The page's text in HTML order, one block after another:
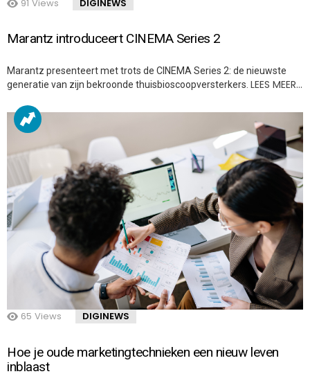
91 Views DIGINEWS
Marantz introduceert CINEMA Series 2
Marantz presenteert met trots de CINEMA Series 2: de nieuwste
generatie van zijn bekroonde thuisbioscoopversterkers. LEES MEER…
65 Views DIGINEWS
Hoe je oude marketingtechnieken een nieuw leven
inblaast